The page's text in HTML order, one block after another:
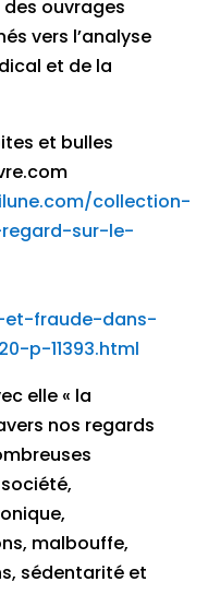
ouvrages
vers l’analyse
et de la
et bulles
collection-
sur-le-
et-fraude-dans-
p-11393.html
elle « la
nos regards
malbouffe,
sédentarité et